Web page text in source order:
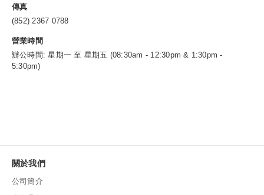
傳真
(852) 2367 0788
營業時間
辦公時間: 星期一 至 星期五 (08:30am - 12:30pm & 1:30pm -
5:30pm)
關於我們
公司簡介